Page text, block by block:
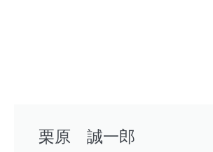
栗原 誠一郎